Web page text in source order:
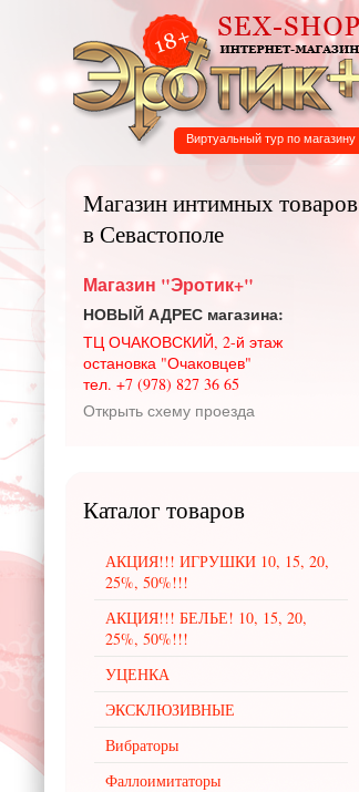
Виртуальный тур по магазину
Магазин интимных товаров
в Севастополе
Магазин "Эротик+"
НОВЫЙ АДРЕС магазина:
ТЦ ОЧАКОВСКИЙ, 2-й этаж
остановка "Очаковцев"
тел. +7 (978) 827 36 65
Открыть схему проезда
Каталог товаров
АКЦИЯ!!! ИГРУШКИ 10, 15, 20,
25%, 50%!!!
АКЦИЯ!!! БЕЛЬЕ! 10, 15, 20,
25%, 50%!!!
УЦЕНКА
ЭКСКЛЮЗИВНЫЕ
Вибраторы
Фаллоимитаторы